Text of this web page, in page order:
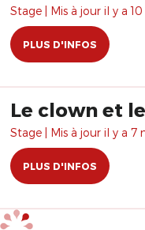
Stage | Mis à jour il y a 10
PLUS D'INFOS
Le clown et
Stage | Mis à jour il y a 7
PLUS D'INFOS